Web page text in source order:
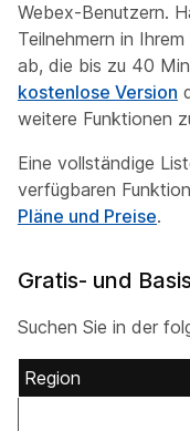
Webex-Benutzern.
Teilnehmern in
ab, die bis zu 40
kostenlose Version
weitere Funktionen
Eine vollständige
verfügbaren
Pläne und Preise.
Gratis- und
Suchen Sie in der
Region